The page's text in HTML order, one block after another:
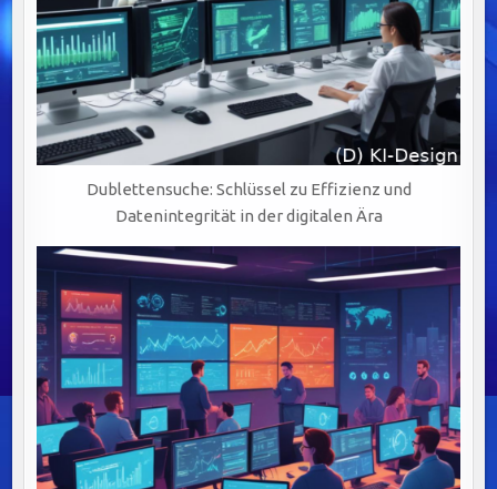
Dublettensuche: Schlüssel zu Effizienz und
Datenintegrität in der digitalen Ära